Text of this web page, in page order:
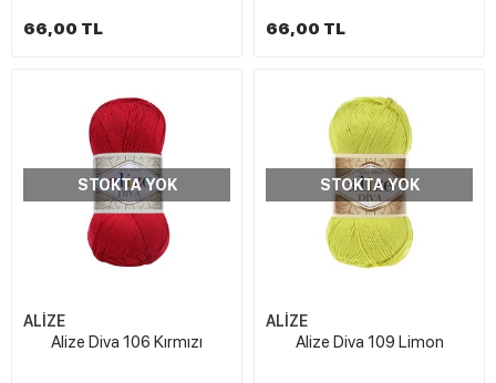
66,00 TL 66,00 TL
STOKTA YOK
ALİZE
Alize Diva 106 Kırmızı
STOKTA YOK
ALİZE
Alize Diva 109 Limon